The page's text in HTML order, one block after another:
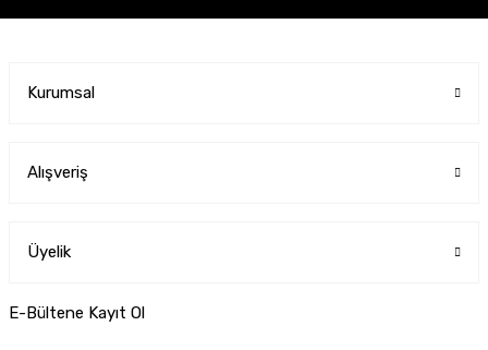
Kurumsal
Alışveriş
Üyelik
E-Bültene Kayıt Ol